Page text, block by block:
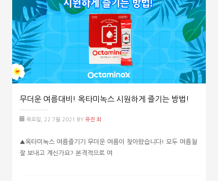
무더운 여름대비! 옥타미녹스 시원하게 즐기는 방법!
목요일, 22 7월 2021 BY 유진 최
▲옥타미녹스 여름즐기기 무더운 여름이 찾아왔습니다! 모두 여름철
잘 보내고 계신가요? 본격적으로 여